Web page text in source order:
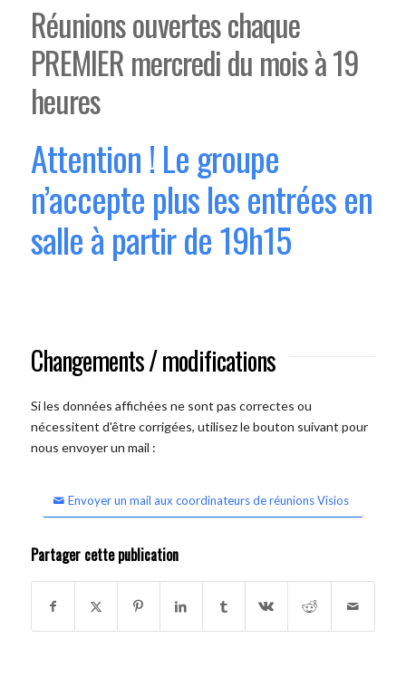
Réunions ouvertes chaque
PREMIER mercredi du mois à 19
heures
Attention ! Le groupe
n’accepte plus les entrées en
salle à partir de 19h15
Changements / modifications
Si les données affichées ne sont pas correctes ou
nécessitent d'être corrigées, utilisez le bouton suivant pour
nous envoyer un mail :
Envoyer un mail aux coordinateurs de réunions Visios
Partager cette publication